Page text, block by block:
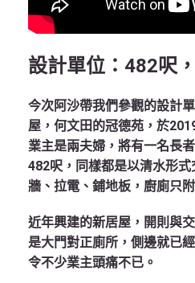
設計單位：482呎
今次阿沙帶我們參觀的設計
屋，何文田的冠德苑，於
業主是兩夫婦，將有一名長
482呎，同樣都是以清水形
牆、拉電、鋪地板，廚廁只
近年興建的新居屋，開則與
是大門對正廁所，側邊就已
令不少業主頭痛不已。